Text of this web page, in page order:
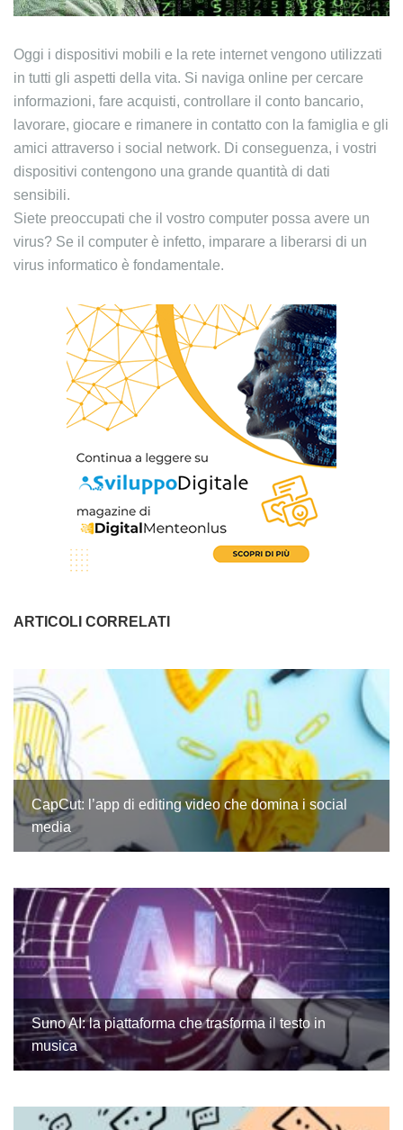
Oggi i dispositivi mobili e la rete internet vengono utilizzati
in tutti gli aspetti della vita. Si naviga online per cercare
informazioni, fare acquisti, controllare il conto bancario,
lavorare, giocare e rimanere in contatto con la famiglia e gli
amici attraverso i social network. Di conseguenza, i vostri
dispositivi contengono una grande quantità di dati
sensibili.
Siete preoccupati che il vostro computer possa avere un
virus? Se il computer è infetto, imparare a liberarsi di un
virus informatico è fondamentale.
ARTICOLI CORRELATI
CapCut: l’app di editing video che domina i social
media
Suno AI: la piattaforma che trasforma il testo in
musica